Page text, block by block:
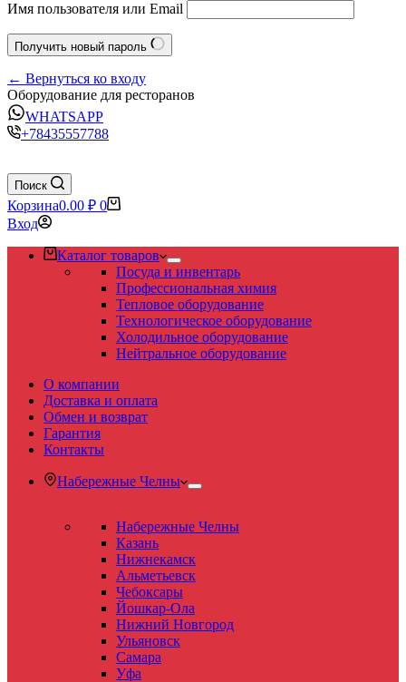
Имя пользователя или Email
Получить новый пароль
← Вернуться ко входу
Оборудование для ресторанов
WHATSAPP
+78435557788
Поиск
Корзина0.00 ₽ 0
Вход
Каталог товаров
Посуда и инвентарь
Профессиональная химия
Тепловое оборудование
Технологическое оборудование
Холодильное оборудование
Нейтральное оборудование
О компании
Доставка и оплата
Обмен и возврат
Гарантия
Контакты
Набережные Челны
Набережные Челны
Казань
Нижнекамск
Альметьевск
Чебоксары
Йошкар-Ола
Нижний Новгород
Ульяновск
Самара
Уфа